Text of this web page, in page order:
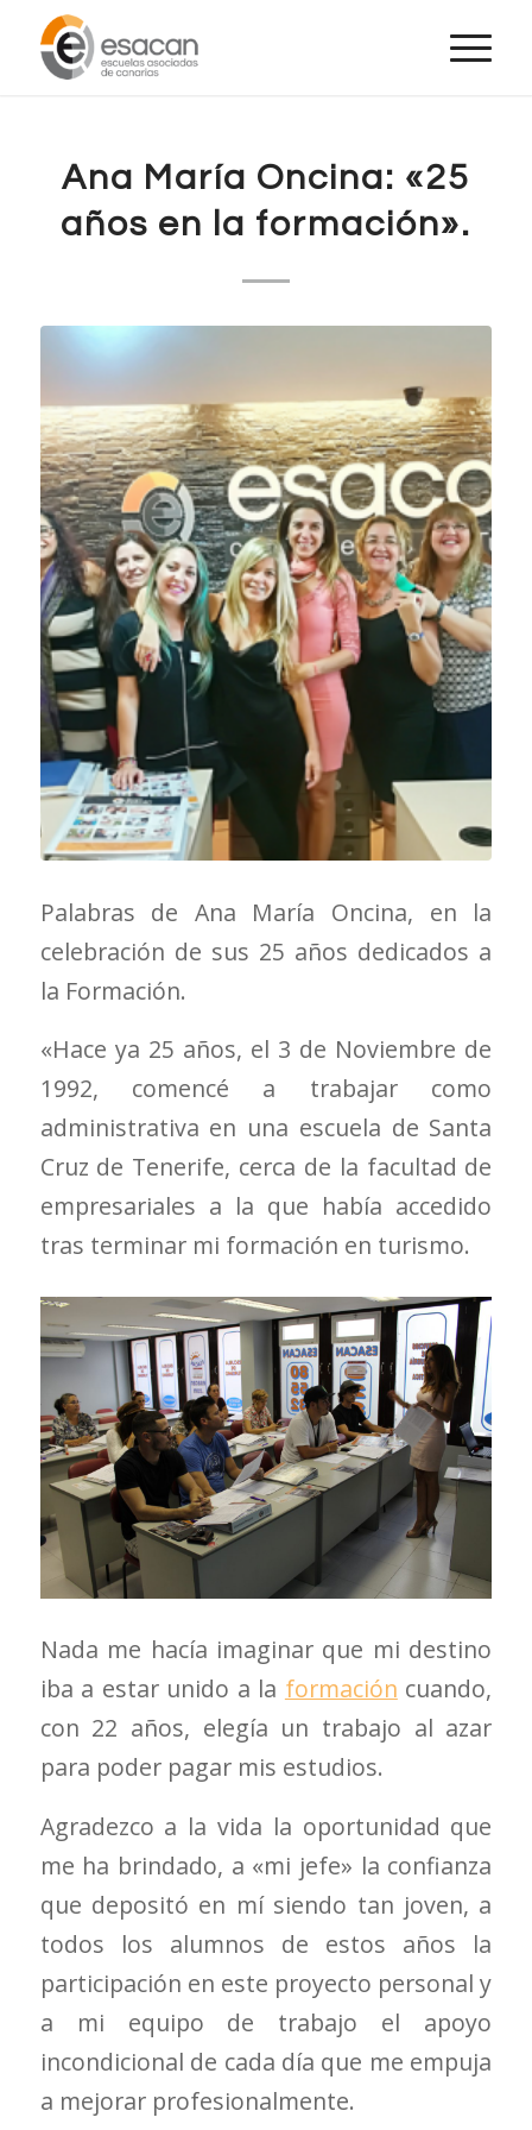
Ana María Oncina: «25
años en la formación».
Palabras de Ana María Oncina, en la
celebración de sus 25 años dedicados a
la Formación.
«Hace ya 25 años, el 3 de Noviembre de
1992, comencé a trabajar como
administrativa en una escuela de Santa
Cruz de Tenerife, cerca de la facultad de
empresariales a la que había accedido
tras terminar mi formación en turismo.
Nada me hacía imaginar que mi destino
iba a estar unido a la formación cuando,
con 22 años, elegía un trabajo al azar
para poder pagar mis estudios.
Agradezco a la vida la oportunidad que
me ha brindado, a «mi jefe» la confianza
que depositó en mí siendo tan joven, a
todos los alumnos de estos años la
participación en este proyecto personal y
a mi equipo de trabajo el apoyo
incondicional de cada día que me empuja
a mejorar profesionalmente.